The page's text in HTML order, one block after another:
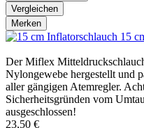
Vergleichen
Merken
15
Der Miflex
Nylongewebe hergestellt und
aller gängigen Atemregler.
Sicherheitsgründen vom
ausgeschlossen!
23,50 €